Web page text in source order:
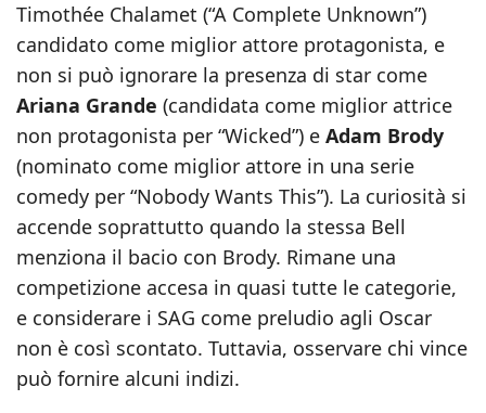
Timothée Chalamet (“A Complete Unknown”)
candidato come miglior attore protagonista, e
non si può ignorare la presenza di star come
Ariana Grande (candidata come miglior attrice
non protagonista per “Wicked”) e Adam Brody
(nominato come miglior attore in una serie
comedy per “Nobody Wants This”). La curiosità si
accende soprattutto quando la stessa Bell
menziona il bacio con Brody. Rimane una
competizione accesa in quasi tutte le categorie,
e considerare i SAG come preludio agli Oscar
non è così scontato. Tuttavia, osservare chi vince
può fornire alcuni indizi.